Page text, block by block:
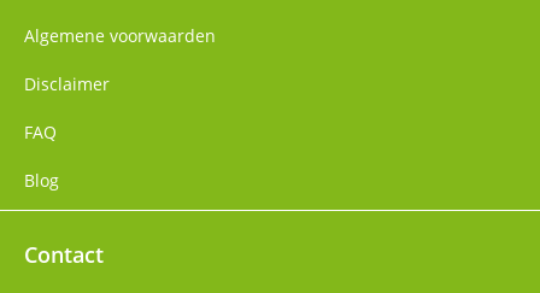
Algemene voorwaarden
Disclaimer
FAQ
Blog
Contact